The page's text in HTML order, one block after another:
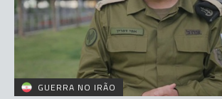
GUERRA NO IRÃO